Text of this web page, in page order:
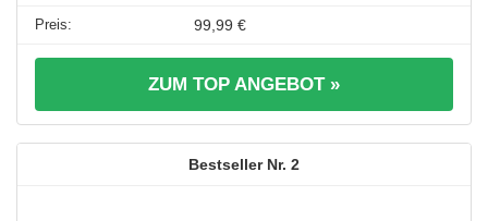
99,99 €
ZUM TOP ANGEBOT »
2